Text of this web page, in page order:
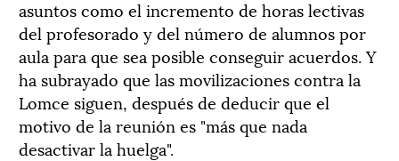
asuntos como el incremento de horas lectivas
del profesorado y del número de alumnos por
aula para que sea posible conseguir acuerdos. Y
ha subrayado que las movilizaciones contra la
Lomce siguen, después de deducir que el
motivo de la reunión es "más que nada
desactivar la huelga".